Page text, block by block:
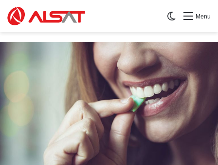
Menu
Switch skin